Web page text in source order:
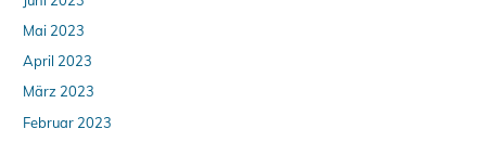
Mai 2023
April 2023
März 2023
Februar 2023